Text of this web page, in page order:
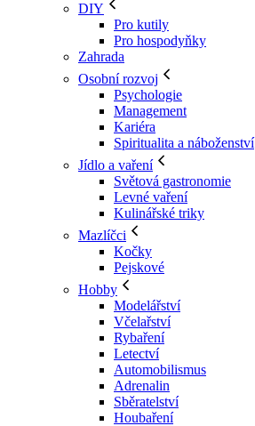
DIY
Pro kutily
Pro hospodyňky
Zahrada
Osobní rozvoj
Psychologie
Management
Kariéra
Spiritualita a náboženství
Jídlo a vaření
Světová gastronomie
Levné vaření
Kulinářské triky
Mazlíčci
Kočky
Pejskové
Hobby
Modelářství
Včelařství
Rybaření
Letectví
Automobilismus
Adrenalin
Sběratelství
Houbaření